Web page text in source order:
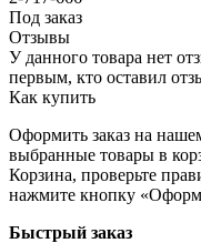
Под заказ
Отзывы
У данного товара нет
первым, кто оставил
Как купить
Оформить заказ на
выбранные товары в
Корзина, проверьте
нажмите кнопку
Быстрый заказ